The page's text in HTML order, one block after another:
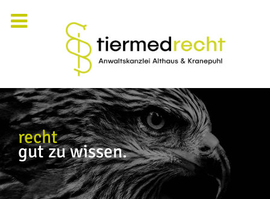
recht
gut zu wissen.